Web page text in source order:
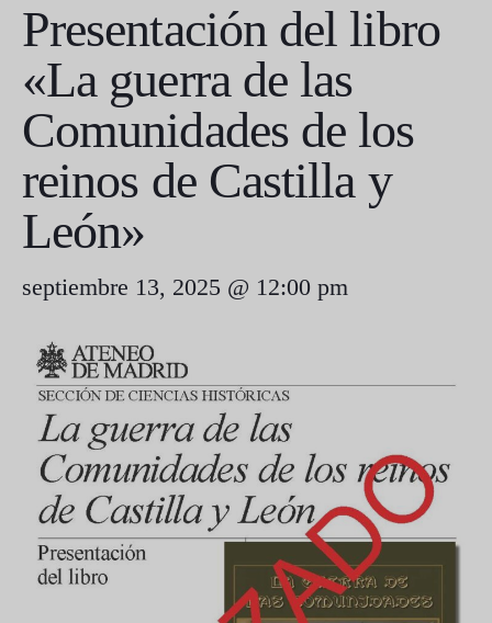
Presentación del libro
«La guerra de las
Comunidades de los
reinos de Castilla y
León»
septiembre 13, 2025 @ 12:00 pm